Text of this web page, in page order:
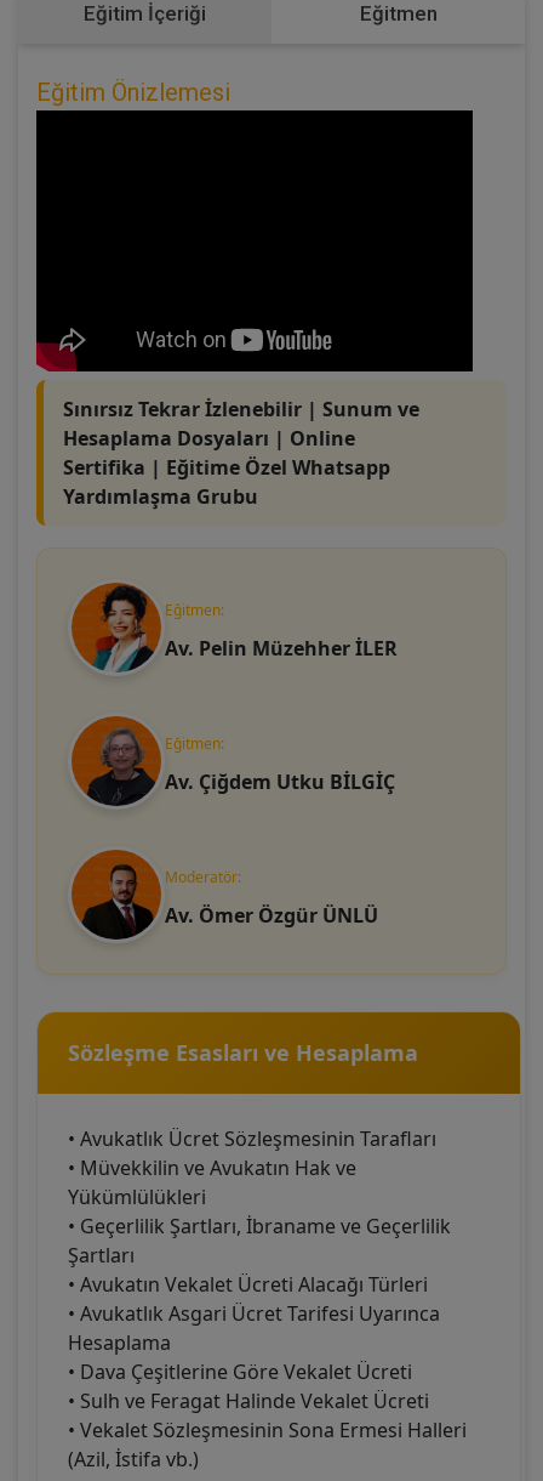
Eğitim İçeriği Eğitmen
Eğitim Önizlemesi
Sınırsız Tekrar İzlenebilir | Sunum ve
Hesaplama Dosyaları | Online
Sertifika | Eğitime Özel Whatsapp
Yardımlaşma Grubu
Eğitmen:
Av. Pelin Müzehher İLER
Eğitmen:
Av. Çiğdem Utku BİLGİÇ
Moderatör:
Av. Ömer Özgür ÜNLÜ
Sözleşme Esasları ve Hesaplama
• Avukatlık Ücret Sözleşmesinin Tarafları
• Müvekkilin ve Avukatın Hak ve
Yükümlülükleri
• Geçerlilik Şartları, İbraname ve Geçerlilik
Şartları
• Avukatın Vekalet Ücreti Alacağı Türleri
• Avukatlık Asgari Ücret Tarifesi Uyarınca
Hesaplama
• Dava Çeşitlerine Göre Vekalet Ücreti
• Sulh ve Feragat Halinde Vekalet Ücreti
• Vekalet Sözleşmesinin Sona Ermesi Halleri
(Azil, İstifa vb.)